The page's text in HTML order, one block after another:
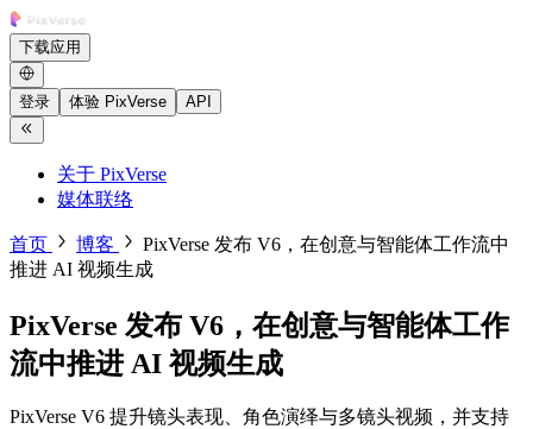
下载应用
登录 体验 PixVerse API
关于 PixVerse
媒体联络
首页 博客
PixVerse 发布 V6，在创意与智能体工作流中
推进 AI 视频生成
PixVerse 发布 V6，在创意与智能体工作
流中推进 AI 视频生成
PixVerse V6 提升镜头表现、角色演绎与多镜头视频，并支持